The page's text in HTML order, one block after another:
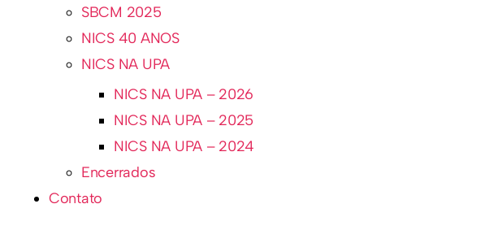
SBCM 2025
NICS 40 ANOS
NICS NA UPA
NICS NA UPA – 2026
NICS NA UPA – 2025
NICS NA UPA – 2024
Encerrados
Contato